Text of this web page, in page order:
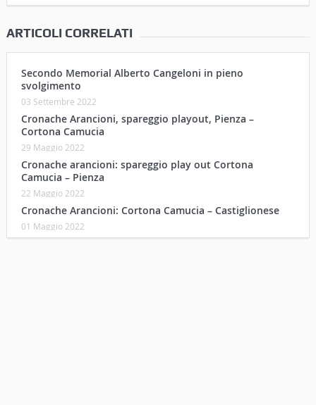
ARTICOLI CORRELATI
Secondo Memorial Alberto Cangeloni in pieno
svolgimento
03 Settembre 2022
Cronache Arancioni, spareggio playout, Pienza –
Cortona Camucia
29 Maggio 2022
Cronache arancioni: spareggio play out Cortona
Camucia – Pienza
22 Maggio 2022
Cronache Arancioni: Cortona Camucia – Castiglionese
01 Maggio 2022